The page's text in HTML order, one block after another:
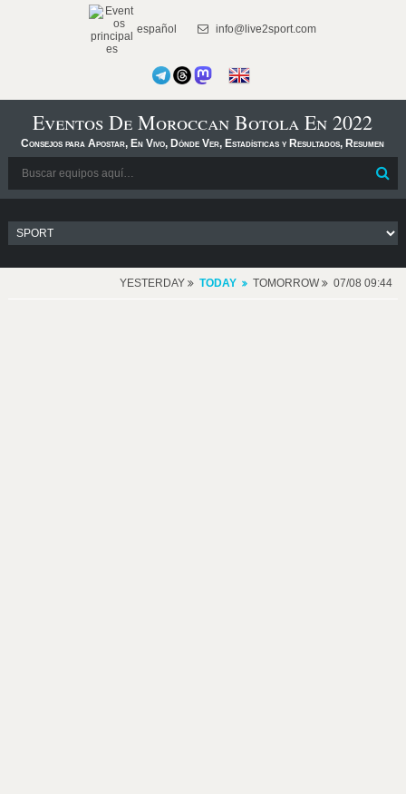
español info@live2sport.com
Eventos De Moroccan Botola En 2022
Consejos para Apostar, En Vivo, Dónde Ver, Estadísticas y Resultados, Resumen
YESTERDAY TODAY TOMORROW 07/08 09:44